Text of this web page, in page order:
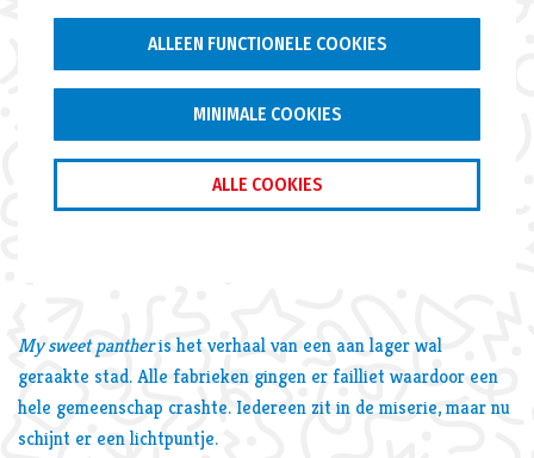
ALLEEN FUNCTIONELE COOKIES
MINIMALE COOKIES
ALLE COOKIES
My sweet pantheris het verhaal van een aan lager wal
geraakte stad. Alle fabrieken gingen er failliet waardoor een
hele gemeenschap crashte. Iedereen zit in de miserie, maar nu
schijnt er een lichtpuntje.